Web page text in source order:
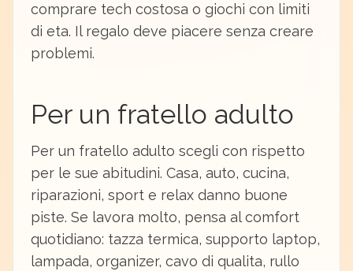
comprare tech costosa o giochi con limiti
di eta. Il regalo deve piacere senza creare
problemi.
Per un fratello adulto
Per un fratello adulto scegli con rispetto
per le sue abitudini. Casa, auto, cucina,
riparazioni, sport e relax danno buone
piste. Se lavora molto, pensa al comfort
quotidiano: tazza termica, supporto laptop,
lampada, organizer, cavo di qualita, rullo